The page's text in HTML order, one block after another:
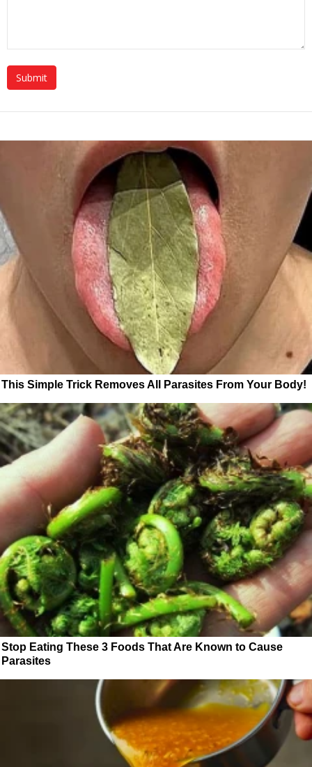
This Simple Trick Removes All Parasites From Your Body!
Stop Eating These 3 Foods That Are Known to Cause
Parasites